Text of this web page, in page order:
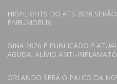
HIGHLIGHTS DO ATS 2026
PNEUMOFLIX
GINA 2026 É PUBLICADO E
AGUDA, ALÍVIO ANTI-
ORLANDO SERÁ O PALCO DA